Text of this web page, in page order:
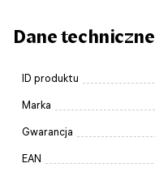
Dane techniczne
ID produktu
Marka
Gwarancja
EAN